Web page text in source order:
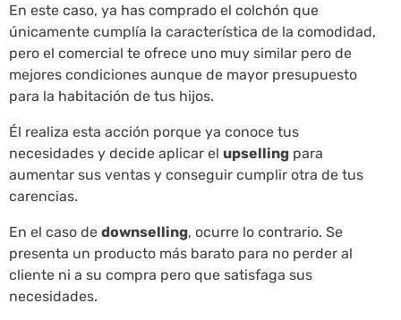
En este caso, ya has comprado el colchón que
únicamente cumplía la característica de la comodidad,
pero el comercial te ofrece uno muy similar pero de
mejores condiciones aunque de mayor presupuesto
para la habitación de tus hijos.
Él realiza esta acción porque ya conoce tus
necesidades y decide aplicar el upselling para
aumentar sus ventas y conseguir cumplir otra de tus
carencias.
En el caso de downselling, ocurre lo contrario. Se
presenta un producto más barato para no perder al
cliente ni a su compra pero que satisfaga sus
necesidades.